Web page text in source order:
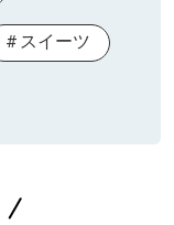
スイーツ